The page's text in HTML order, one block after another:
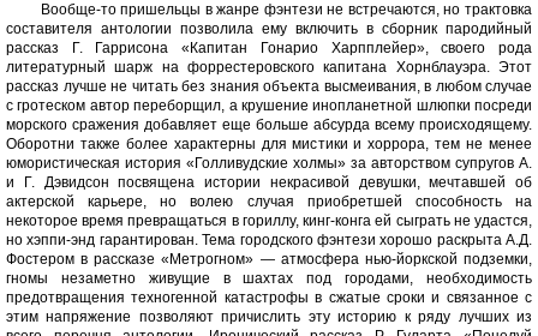
Вообще-то пришельцы в жанре фэнтези не встречаются, но трактовка
составителя антологии позволила ему включить в сборник пародийный
рассказ Г. Гаррисона «Капитан Гонарио Харпплейер», своего рода
литературный шарж на форрестеровского капитана Хорнблауэра. Этот
рассказ лучше не читать без знания объекта высмеивания, в любом случае
с гротеском автор переборщил, а крушение инопланетной шлюпки посреди
морского сражения добавляет еще больше абсурда всему происходящему.
Оборотни также более характерны для мистики и хоррора, тем не менее
юмористическая история «Голливудские холмы» за авторством супругов А.
и Г. Дэвидсон посвящена истории некрасивой девушки, мечтавшей об
актерской карьере, но волею случая приобретшей способность на
некоторое время превращаться в гориллу, кинг-конга ей сыграть не удастся,
но хэппи-энд гарантирован. Тема городского фэнтези хорошо раскрыта А.Д.
Фостером в рассказе «Метрогном» — атмосфера нью-йоркской подземки,
гномы незаметно живущие в шахтах под городами, необходимость
предотвращения техногенной катастрофы в сжатые сроки и связанное с
этим напряжение позволяют причислить эту историю к ряду лучших из